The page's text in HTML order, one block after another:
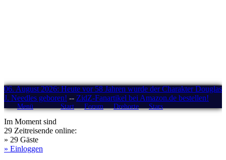
06. August 2026: Heute vor 58 Jahren wurde der Charakter Douglas
J. Needles geboren! -- ZidZ-Fanartikel bei Amazon.de bestellen!
Menü Start Forum Drehorte Stars
Im Moment sind
29 Zeitreisende online:
» 29 Gäste
» Einloggen